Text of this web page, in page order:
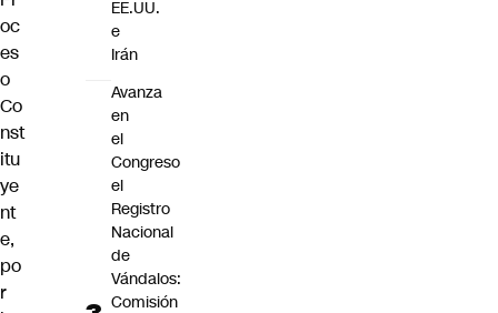
oc
es
o
Co
nst
itu
ye
nt
e,
po
r
EE.UU.
e
Irán
Avanza
en
el
Congreso
el
Registro
Nacional
de
Vándalos:
Comisión